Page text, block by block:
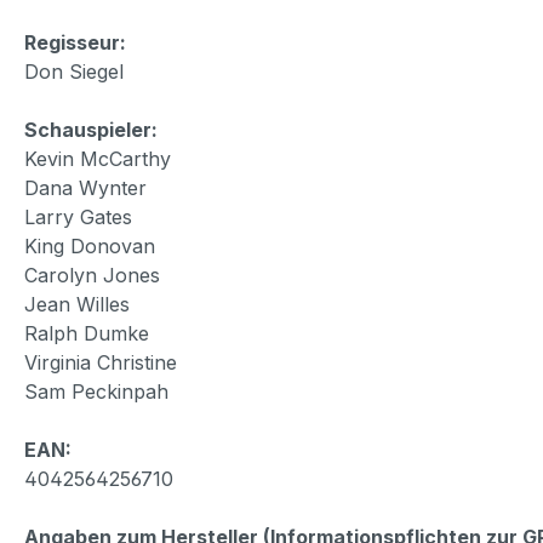
Regisseur:
Don Siegel
Schauspieler:
Kevin McCarthy
Dana Wynter
Larry Gates
King Donovan
Carolyn Jones
Jean Willes
Ralph Dumke
Virginia Christine
Sam Peckinpah
EAN:
4042564256710
Angaben zum Hersteller (Informationspflichten zur